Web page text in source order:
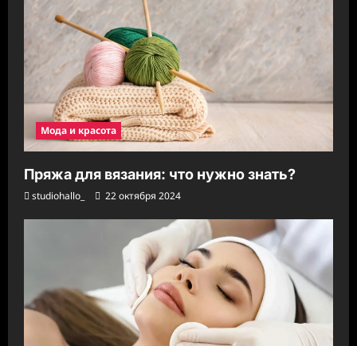
Мода и красота
Пряжа для вязания: что нужно знать?
studiohallo_ 22 октября 2024